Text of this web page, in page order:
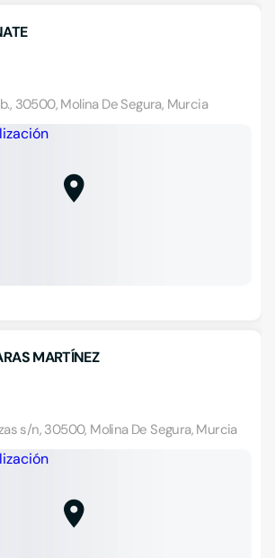
30500, Molina De Segura, Murcia
MARTÍNEZ
s/n, 30500, Molina De Segura, Murcia